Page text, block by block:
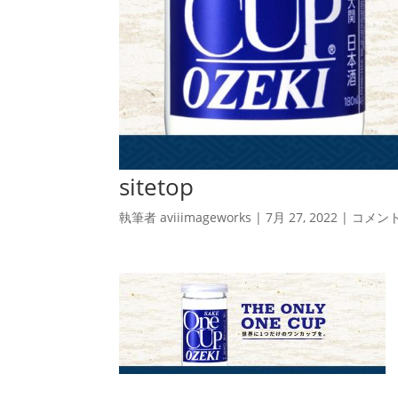
sitetop
執筆者aviiimageworks |7月 27, 2022 | コメン